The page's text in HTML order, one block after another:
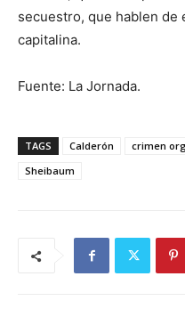
secuestro, que hablen de
capitalina.
Fuente: La Jornada.
TAGS Calderón crimen
Sheibaum